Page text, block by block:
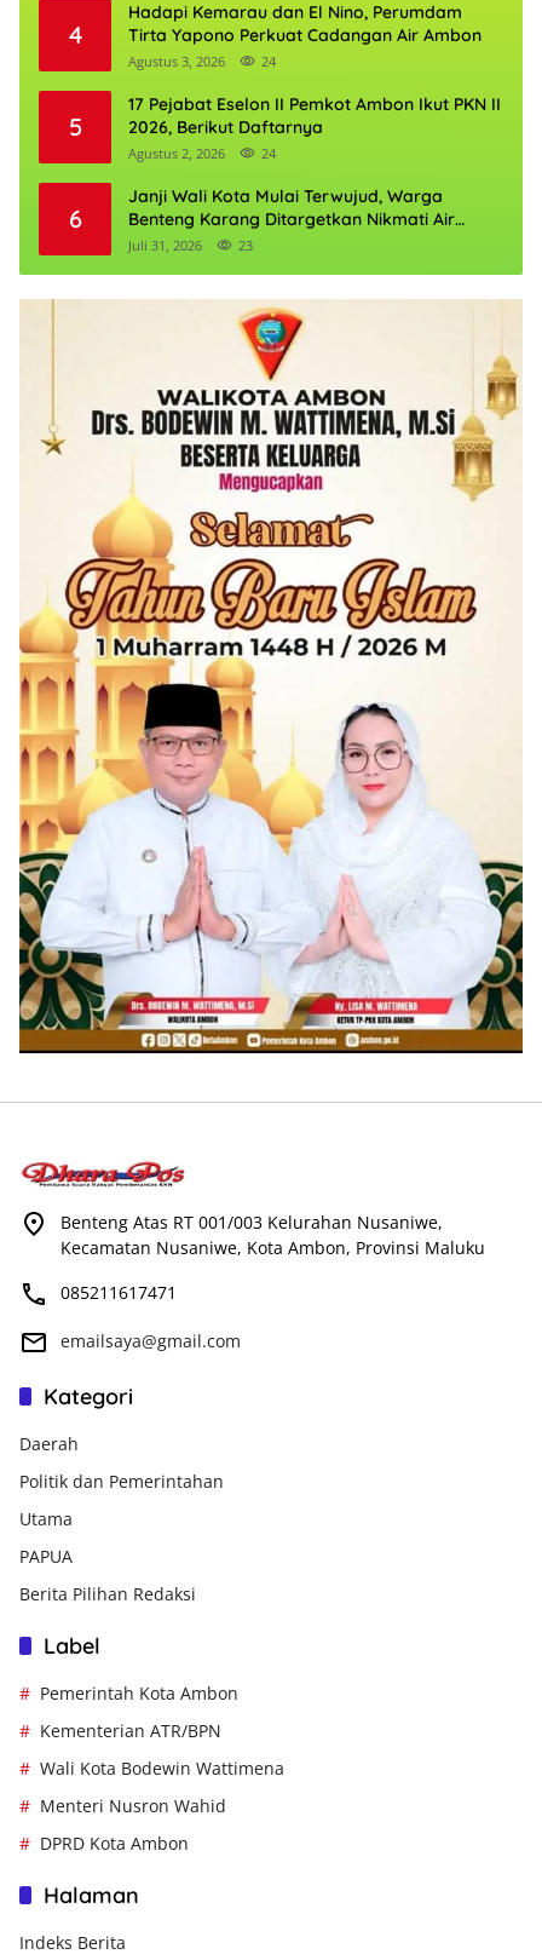
4
Hadapi Kemarau dan El Nino, Perumdam
Tirta Yapono Perkuat Cadangan Air Ambon
Agustus 3, 2026 24
5
17 Pejabat Eselon II Pemkot Ambon Ikut PKN II
2026, Berikut Daftarnya
Agustus 2, 2026 24
6
Janji Wali Kota Mulai Terwujud, Warga
Benteng Karang Ditargetkan Nikmati Air
Bersih Pekan Kedua Agustus
Juli 31, 2026 23
Benteng Atas RT 001/003 Kelurahan Nusaniwe,
Kecamatan Nusaniwe, Kota Ambon, Provinsi Maluku
085211617471
emailsaya@gmail.com
Kategori
Daerah
Politik dan Pemerintahan
Utama
PAPUA
Berita Pilihan Redaksi
Label
Pemerintah Kota Ambon
Kementerian ATR/BPN
Wali Kota Bodewin Wattimena
Menteri Nusron Wahid
DPRD Kota Ambon
Halaman
Indeks Berita